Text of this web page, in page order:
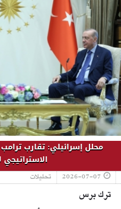
محلل إسرائيلي: تقارب
الاستراتيجي
2026-07-07 تحليلات
ترك برس